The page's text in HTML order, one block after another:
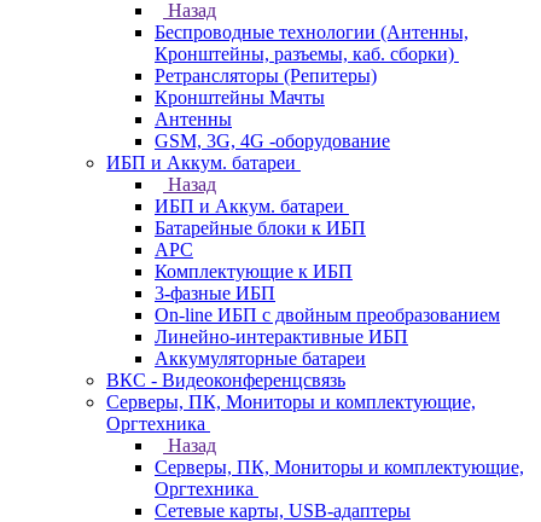
Назад
Беспроводные технологии (Антенны,
Кронштейны, разъемы, каб. сборки)
Ретрансляторы (Репитеры)
Кронштейны Мачты
Антенны
GSM, 3G, 4G -оборудование
ИБП и Аккум. батареи
Назад
ИБП и Аккум. батареи
Батарейные блоки к ИБП
APC
Комплектующие к ИБП
3-фазные ИБП
On-line ИБП с двойным преобразованием
Линейно-интерактивные ИБП
Аккумуляторные батареи
ВКС - Видеоконференцсвязь
Серверы, ПК, Мониторы и комплектующие,
Оргтехника
Назад
Серверы, ПК, Мониторы и комплектующие,
Оргтехника
Сетевые карты, USB-адаптеры